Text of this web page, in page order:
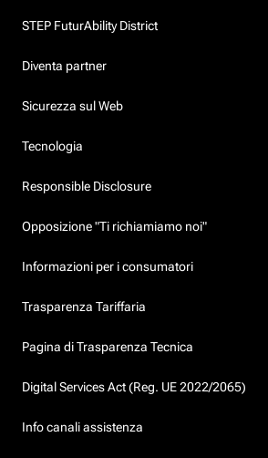
STEP FuturAbility District
Diventa partner
Sicurezza sul Web
Tecnologia
Responsible Disclosure
Opposizione "Ti richiamiamo noi"
Informazioni per i consumatori
Trasparenza Tariffaria
Pagina di Trasparenza Tecnica
Digital Services Act (Reg. UE 2022/2065)
Info canali assistenza